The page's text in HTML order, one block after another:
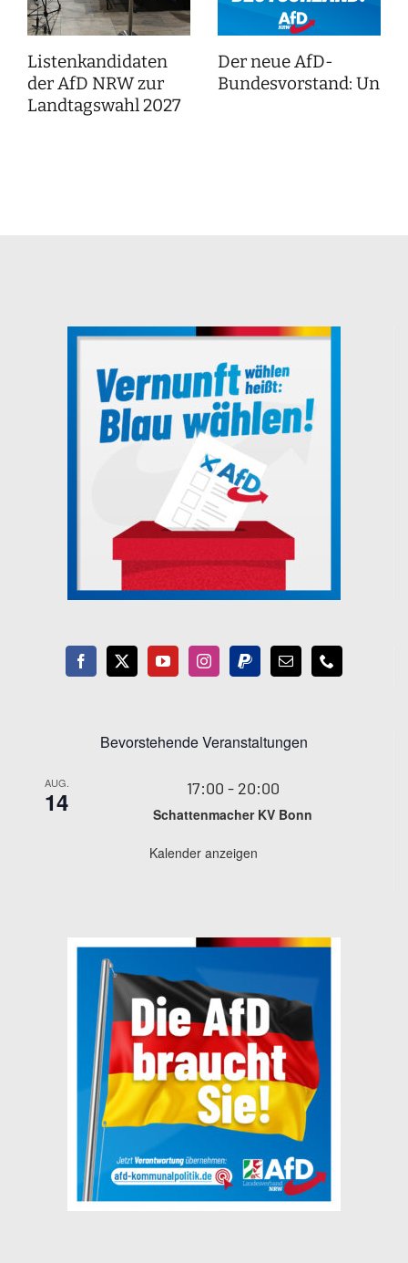
Listenkandidaten
der AfD NRW zur
Landtagswahl 2027
Der neue AfD-
Bundesvorstand:
Bevorstehende Veranstaltungen
AUG.
14 17:00 - 20:00
Schattenmacher KV Bonn
Kalender anzeigen